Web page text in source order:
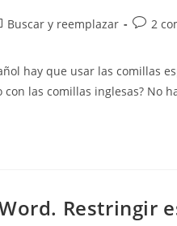
Buscar y reemplazar
entrada:
2
hay que usar las comillas
las comillas inglesas? No
Restringir